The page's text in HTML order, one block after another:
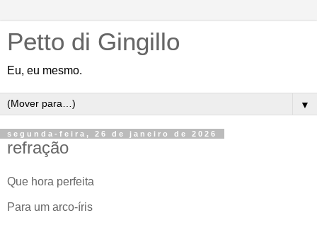
Petto di Gingillo
Eu, eu mesmo.
▼
segunda-feira, 26 de janeiro de 2026
refração
Que hora perfeita
Para um arco-íris